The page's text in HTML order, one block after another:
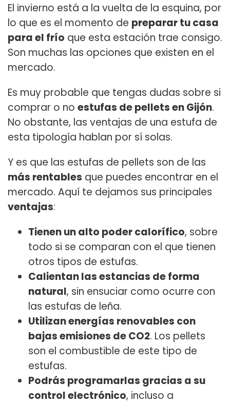
El invierno está a la vuelta de la esquina, por
lo que es el momento de preparar tu casa
para el frío que esta estación trae consigo.
Son muchas las opciones que existen en el
mercado.
Es muy probable que tengas dudas sobre si
comprar o no estufas de pellets en Gijón.
No obstante, las ventajas de una estufa de
esta tipología hablan por sí solas.
Y es que las estufas de pellets son de las
más rentables que puedes encontrar en el
mercado. Aquí te dejamos sus principales
ventajas:
Tienen un alto poder calorífico, sobre
todo si se comparan con el que tienen
otros tipos de estufas.
Calientan las estancias de forma
natural, sin ensuciar como ocurre con
las estufas de leña.
Utilizan energías renovables con
bajas emisiones de CO2. Los pellets
son el combustible de este tipo de
estufas.
Podrás programarlas gracias a su
control electrónico, incluso a